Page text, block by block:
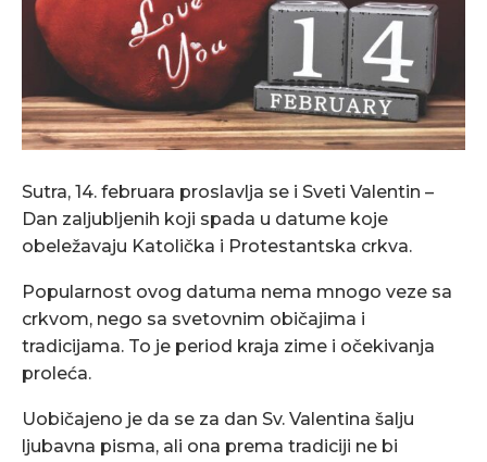
Sutra, 14. februara proslavlja se i Sveti Valentin –
Dan zaljubljenih koji spada u datume koje
obeležavaju Katolička i Protestantska crkva.
Popularnost ovog datuma nema mnogo veze sa
crkvom, nego sa svetovnim običajima i
tradicijama. To je period kraja zime i očekivanja
proleća.
Uobičajeno je da se za dan Sv. Valentina šalju
ljubavna pisma, ali ona prema tradiciji ne bi